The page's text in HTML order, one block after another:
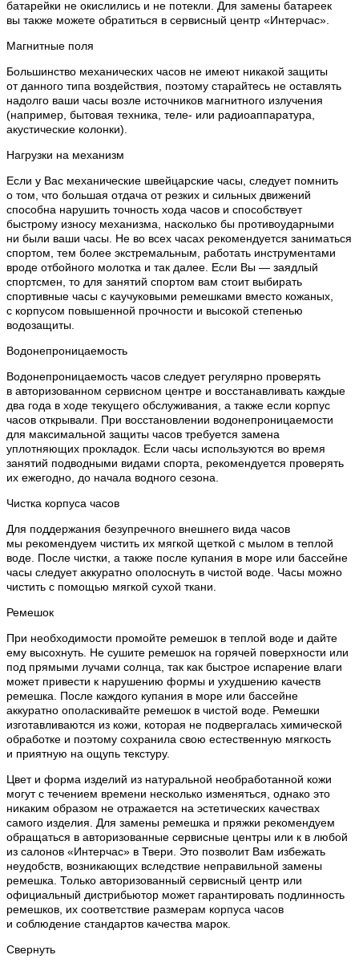
батарейки не окислились и не потекли. Для замены батареек
вы также можете обратиться в сервисный центр «Интерчас».
Магнитные поля
Большинство механических часов не имеют никакой защиты
от данного типа воздействия, поэтому старайтесь не оставлять
надолго ваши часы возле источников магнитного излучения
(например, бытовая техника, теле- или радиоаппаратура,
акустические колонки).
Нагрузки на механизм
Если у Вас механические швейцарские часы, следует помнить
о том, что большая отдача от резких и сильных движений
способна нарушить точность хода часов и способствует
быстрому износу механизма, насколько бы противоударными
ни были ваши часы. Не во всех часах рекомендуется заниматься
спортом, тем более экстремальным, работать инструментами
вроде отбойного молотка и так далее. Если Вы — заядлый
спортсмен, то для занятий спортом вам стоит выбирать
спортивные часы с каучуковыми ремешками вместо кожаных,
с корпусом повышенной прочности и высокой степенью
водозащиты.
Водонепроницаемость
Водонепроницаемость часов следует регулярно проверять
в авторизованном сервисном центре и восстанавливать каждые
два года в ходе текущего обслуживания, а также если корпус
часов открывали. При восстановлении водонепроницаемости
для максимальной защиты часов требуется замена
уплотняющих прокладок. Если часы используются во время
занятий подводными видами спорта, рекомендуется проверять
их ежегодно, до начала водного сезона.
Чистка корпуса часов
Для поддержания безупречного внешнего вида часов
мы рекомендуем чистить их мягкой щеткой с мылом в теплой
воде. После чистки, а также после купания в море или бассейне
часы следует аккуратно ополоснуть в чистой воде. Часы можно
чистить с помощью мягкой сухой ткани.
Ремешок
При необходимости промойте ремешок в теплой воде и дайте
ему высохнуть. Не сушите ремешок на горячей поверхности или
под прямыми лучами солнца, так как быстрое испарение влаги
может привести к нарушению формы и ухудшению качеств
ремешка. После каждого купания в море или бассейне
аккуратно ополаскивайте ремешок в чистой воде. Ремешки
изготавливаются из кожи, которая не подвергалась химической
обработке и поэтому сохранила свою естественную мягкость
и приятную на ощупь текстуру.
Цвет и форма изделий из натуральной необработанной кожи
могут с течением времени несколько изменяться, однако это
никаким образом не отражается на эстетических качествах
самого изделия. Для замены ремешка и пряжки рекомендуем
обращаться в авторизованные сервисные центры или к в любой
из салонов «Интерчас» в Твери. Это позволит Вам избежать
неудобств, возникающих вследствие неправильной замены
ремешка. Только авторизованный сервисный центр или
официальный дистрибьютор может гарантировать подлинность
ремешков, их соответствие размерам корпуса часов
и соблюдение стандартов качества марок.
Свернуть